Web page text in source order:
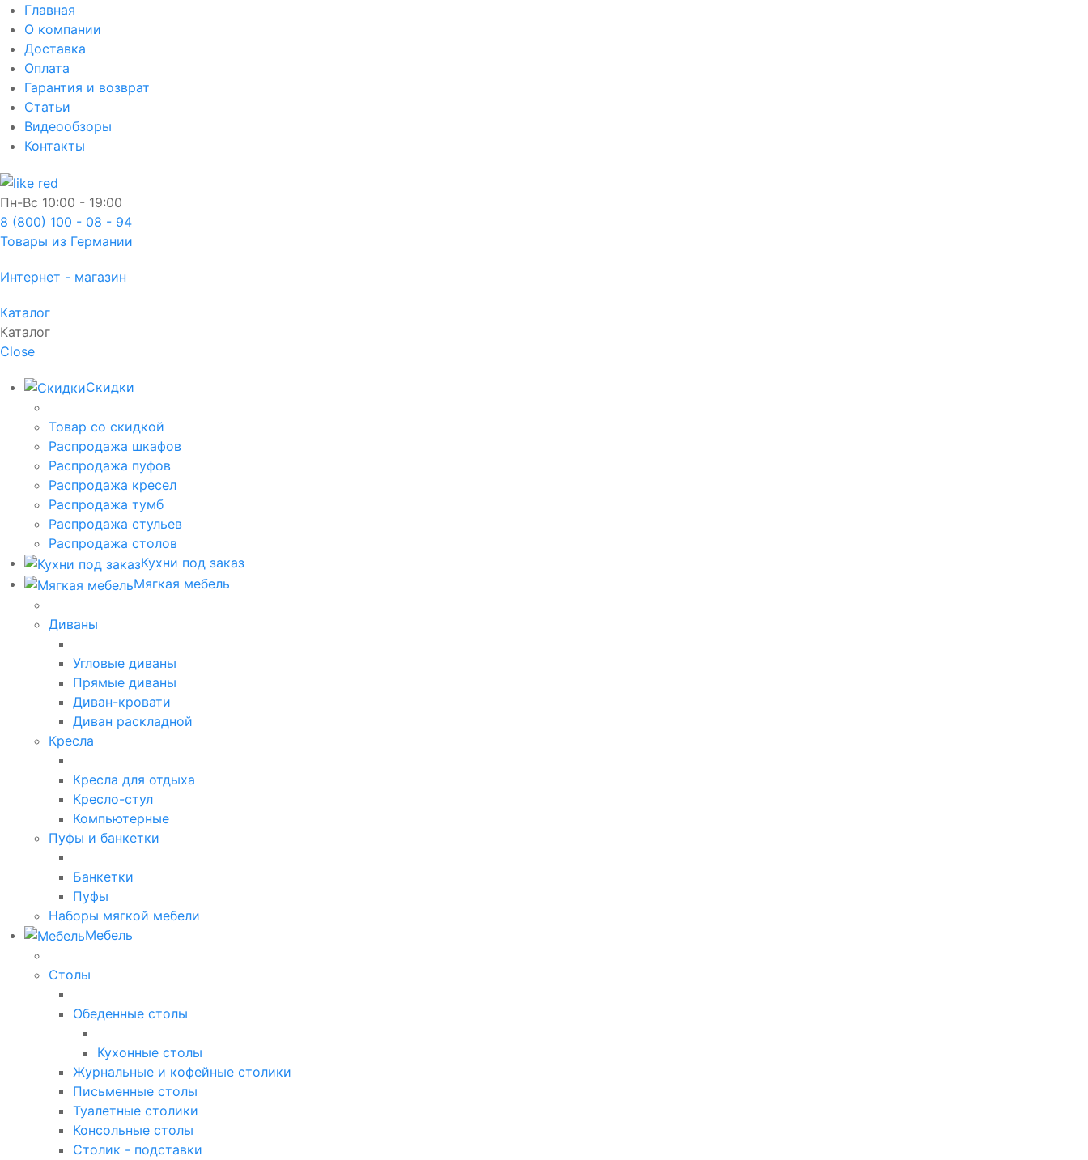
Главная
О компании
Доставка
Оплата
Гарантия и возврат
Статьи
Видеообзоры
Контакты
Пн-Вс 10:00 - 19:00
8 (800) 100 - 08 - 94
Товары из Германии
Интернет - магазин
Каталог
Каталог
Close
Скидки
Товар со скидкой
Распродажа шкафов
Распродажа пуфов
Распродажа кресел
Распродажа тумб
Распродажа стульев
Распродажа столов
Кухни под заказ
Мягкая мебель
Диваны
Угловые диваны
Прямые диваны
Диван-кровати
Диван раскладной
Кресла
Кресла для отдыха
Кресло-стул
Компьютерные
Пуфы и банкетки
Банкетки
Пуфы
Наборы мягкой мебели
Мебель
Столы
Обеденные столы
Кухонные столы
Журнальные и кофейные столики
Письменные столы
Туалетные столики
Консольные столы
Столик - подставки